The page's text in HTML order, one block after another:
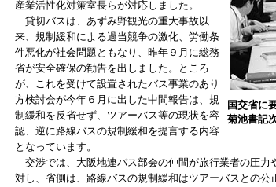
国交省に
菊池書記
産業活性化対策室長らが対応しました。
貸切バスは、あずみ野観光の重大事故以
来、規制緩和による過当競争の激化、労働条
件悪化が社会問題ともなり、昨年９月に総務
省が安全確保の勧告を出しました。ところ
が、これを受けて設置されたバス事業のあり
方検討会が今年６月に出した中間報告は、規
制緩和を反省せず、ツアーバス等の現状を容
認、逆に路線バスの規制緩和を提言する内容
となっています。
交渉では、大阪地連バス部会の仲間が旅行業者の圧力
対し、省側は、路線バスの規制緩和はツアーバスとの公